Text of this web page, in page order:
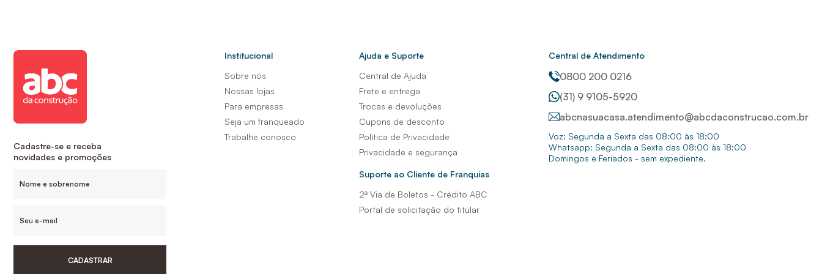
Cadastre-se e receba
novidades e promoções
CADASTRAR
Institucional
Sobre nós
Nossas lojas
Para empresas
Seja um franqueado
Trabalhe conosco
Ajuda e Suporte
Central de Ajuda
Frete e entrega
Trocas e devoluções
Cupons de desconto
Política de Privacidade
Privacidade e segurança
Suporte ao Cliente de Franquias
2ª Via de Boletos - Crédito ABC
Portal de solicitação do titular
Central de Atendimento
0800 200 0216
(31) 9 9105-5920
abcnasuacasa.atendimento@abcdaconstrucao.com.br
Voz: Segunda a Sexta das 08:00 às 18:00
Whatsapp: Segunda a Sexta das 08:00 às 18:00
Domingos e Feriados - sem expediente.